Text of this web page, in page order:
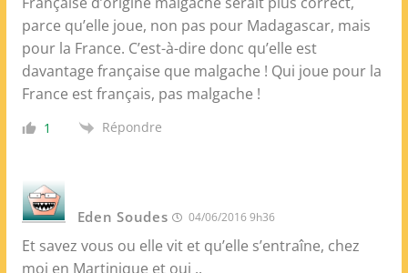
parce qu’elle joue, non pas pour Madagascar, mais
pour la France. C’est-à-dire donc qu’elle est
davantage française que malgache ! Qui joue pour la
France est français, pas malgache !
1 Répondre
Eden Soudes 04/06/2016 9h36
Et savez vous ou elle vit et qu’elle s’entraîne, chez
moi en Martinique et oui ..